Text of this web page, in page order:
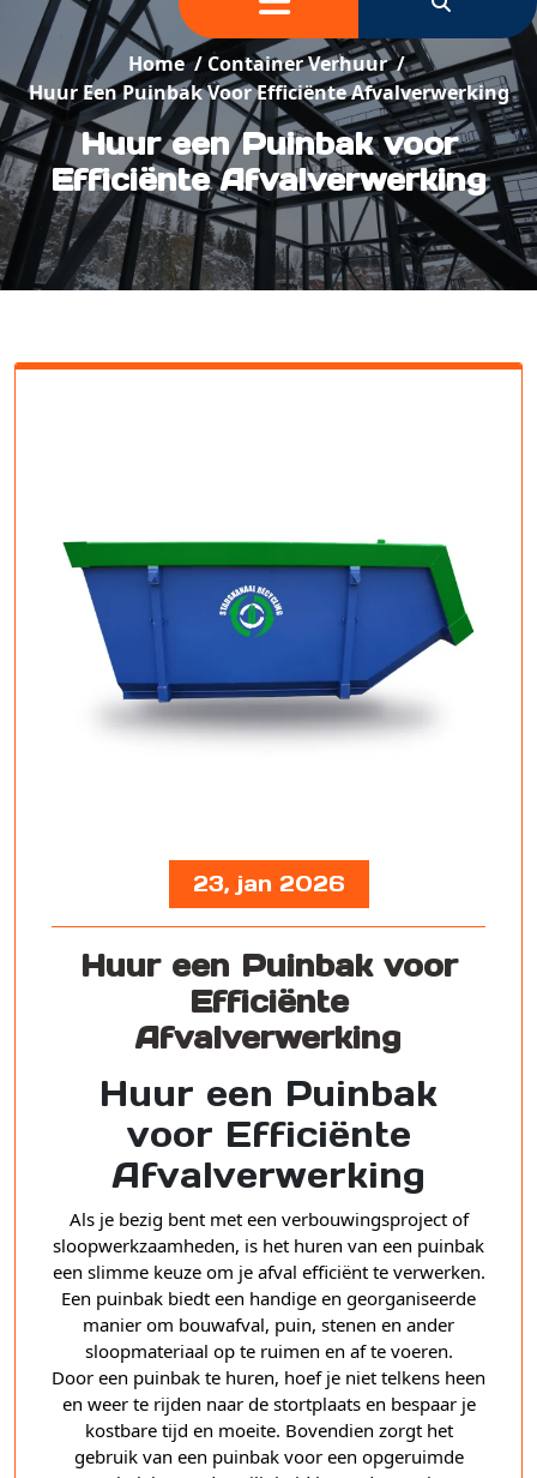
Home/ Container Verhuur/
Huur Een Puinbak Voor Efficiënte Afvalverwerking
Huur een Puinbak voor
Efficiënte Afvalverwerking
23, jan 2026
Huur een Puinbak voor
Efficiënte
Afvalverwerking
Huur een Puinbak
voor Efficiënte
Afvalverwerking
Als je bezig bent met een verbouwingsproject of
sloopwerkzaamheden, is het huren van een puinbak
een slimme keuze om je afval efficiënt te verwerken.
Een puinbak biedt een handige en georganiseerde
manier om bouwafval, puin, stenen en ander
sloopmateriaal op te ruimen en af te voeren.
Door een puinbak te huren, hoef je niet telkens heen
en weer te rijden naar de stortplaats en bespaar je
kostbare tijd en moeite. Bovendien zorgt het
gebruik van een puinbak voor een opgeruimde